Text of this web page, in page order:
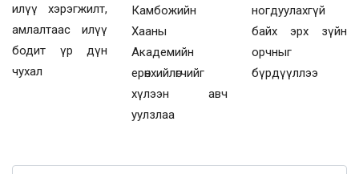
илүү хэрэгжилт,
амлалтаас илүү
бодит үр дүн
чухал
Камбожийн
Хааны
Академийн
ерөнхийлөгчийг
хүлээн авч
уулзлаа
ногдуулахгүй
байх эрх зүйн
орчныг
бүрдүүллээ